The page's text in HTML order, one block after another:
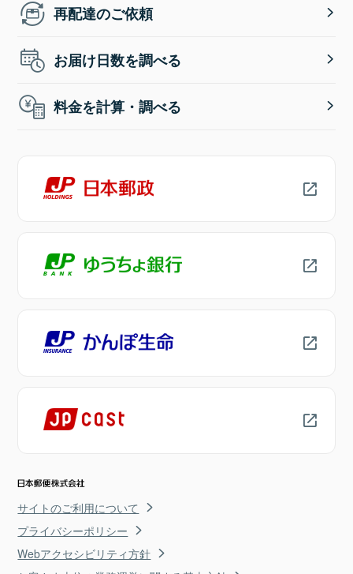
再配達のご依頼
お届け日数を調べる
料金を計算・調べる
サイトのご利用について
プライバシーポリシー
Webアクセシビリティ方針